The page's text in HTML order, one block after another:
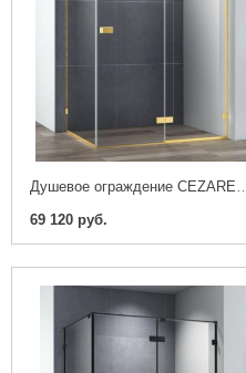
Душевое ограждение CEZARES
69 120 руб.